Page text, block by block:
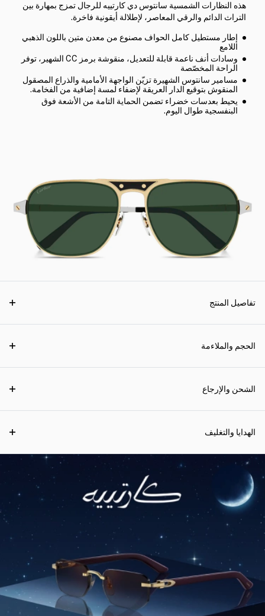
هذه النظارات الشمسية سانتوس دي كارتييه للرجال تمزج بمهارة بين
التراث الدائم والرقي المعاصر، لإطلالة أيقونية فاخرة.
إطار مستطيل كامل الحواف مصنوع من معدن متين باللون الذهبي
اللامع
وسادات أنف ناعمة قابلة للتعديل، منقوشة برمز CC الشهير، توفر
الراحة المخصّصة
مسامير سانتوس الشهيرة تزيّن الواجهة الأمامية والذراع المصقول
المنقوش بتوقيع الدار العريقة لإضفاء لمسة إضافية من الفخامة.
يحيط بعدسات خضراء تضمن الحماية التامة من الأشعة فوق
البنفسجية طوال اليوم.
تفاصيل المنتج
الحجم والملاءمة
الشحن والإرجاع
الهدايا والتغليف